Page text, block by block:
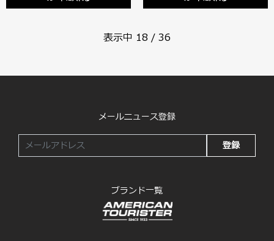
表示中 18 / 36
メールニュース登録
登録
ブランド一覧